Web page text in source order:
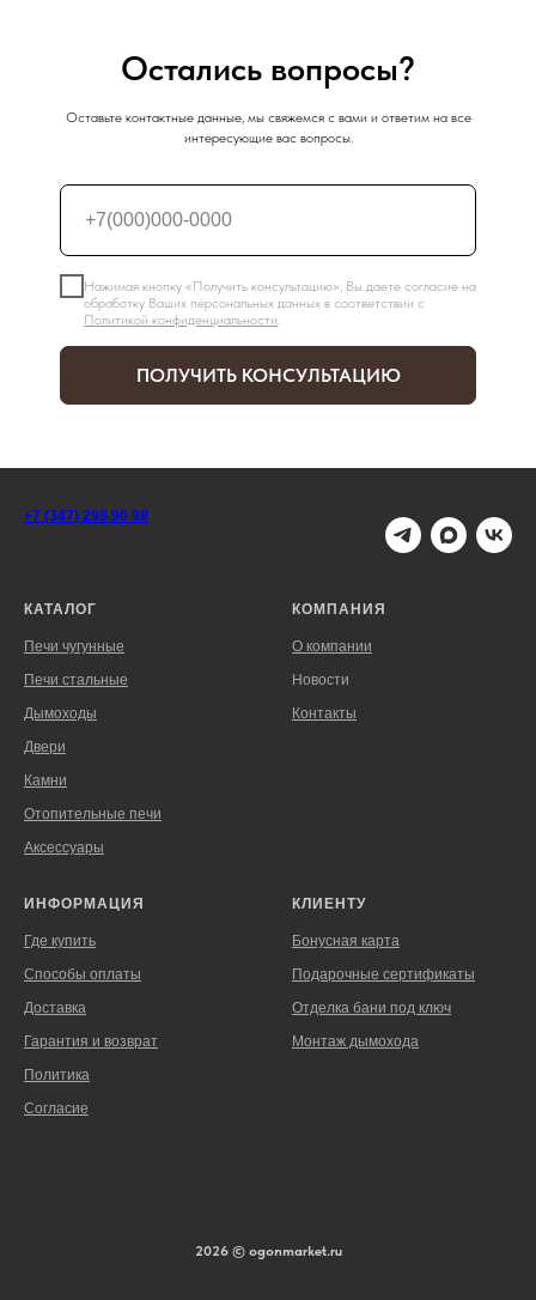
Остались вопросы?
Оставьте контактные данные, мы свяжемся с вами и ответим на все
интересующие вас вопросы.
Нажимая кнопку «Получить консультацию», Вы даете согласие на
обработку Ваших персональных данных в соответствии с
Политикой конфиденциальности
ПОЛУЧИТЬ КОНСУЛЬТАЦИЮ
+7 (347) 298 90 98
КАТАЛОГ
Печи чугунные
Печи стальные
Дымоходы
Двери
Камни
Отопительные печи
Аксессуары
КОМПАНИЯ
О компании
Новости
Контакты
ИНФОРМАЦИЯ
Где купить
Способы оплаты
Доставка
Гарантия и возврат
Политика
Согласие
КЛИЕНТУ
Бонусная карта
Подарочные сертификаты
Отделка бани под ключ
Монтаж дымохода
2026 © ogonmarket.ru